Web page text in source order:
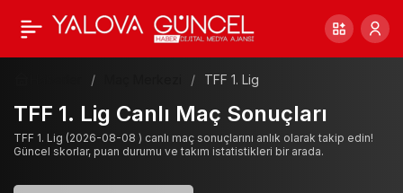
TFF 1. Lig
TFF 1. Lig Canlı Maç Sonuçları
TFF 1. Lig (2026-08-08 ) canlı maç sonuçlarını anlık olarak takip edin!
Güncel skorlar, puan durumu ve takım istatistikleri bir arada.